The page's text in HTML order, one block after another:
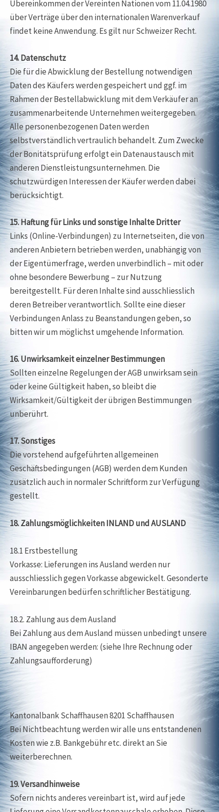
Übereinkommen der Vereinten Nationen vom 11.04.1980
über Verträge über den internationalen Warenverkauf
findet keine Anwendung. Es gilt nur Schweizer Recht.
14. Datenschutz
Die für die Abwicklung der Bestellung notwendigen
Daten des Käufers werden gespeichert und ggf. im
Rahmen der Bestellabwicklung mit dem Verkäufer an
zusammenarbeitende Unternehmen weitergegeben.
Alle personenbezogenen Daten werden
selbstverständlich vertraulich behandelt. Zum Zwecke
der Bonitätsprüfung erfolgt ein Datenaustausch mit
anderen Dienstleistungsunternehmen. Die
schutzwürdigen Interessen der Käufer werden dabei
berücksichtigt.
15. Haftung für Links und sonstige Inhalte Dritter
Links (Online-Verbindungen) zu Internetseiten, die von
anderen Anbietern betrieben werden, unabhängig von
der Eigentümerfrage, werden unverbindlich – mit oder
ohne besondere Bewerbung – zur Nutzung
bereitgestellt. Für deren Inhalte sind ausschliesslich
deren Betreiber verantwortlich. Sollte eine dieser
Verbindungen Anlass zu Beanstandungen geben, so
bitten wir um möglichst umgehende Information.
16. Unwirksamkeit einzelner Bestimmungen
Sollten einzelne Regelungen der AGB unwirksam sein
oder keine Gültigkeit haben, so bleibt die
Wirksamkeit/Gültigkeit der übrigen Bestimmungen
unberührt.
17. Sonstiges
Die vorstehend aufgeführten allgemeinen
Geschäftsbedingungen (AGB) werden dem Kunden
zusätzlich auch in normaler Schriftform zur Verfügung
gestellt.
18. Zahlungsmöglichkeiten INLAND und AUSLAND
18.1 Erstbestellung
Vorkasse: Lieferungen ins Ausland werden nur
ausschliesslich gegen Vorkasse abgewickelt. Gesonderte
Vereinbarungen bedürfen schriftlicher Bestätigung.
18.2. Zahlung aus dem Ausland
Bei Zahlung aus dem Ausland müssen unbedingt unsere
IBAN angegeben werden: (siehe Ihre Rechnung oder
Zahlungsaufforderung)
Kantonalbank Schaffhausen 8201 Schaffhausen
Bei Nichtbeachtung werden wir alle uns entstandenen
Kosten wie z.B. Bankgebühr etc. direkt an Sie
weiterberechnen.
19. Versandhinweise
Sofern nichts anderes vereinbart ist, wird auf jede